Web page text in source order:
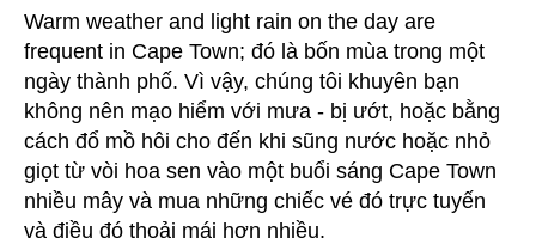
Warm weather and light rain on the day are
frequent in Cape Town; đó là bốn mùa trong một
ngày thành phố. Vì vậy, chúng tôi khuyên bạn
không nên mạo hiểm với mưa - bị ướt, hoặc bằng
cách đổ mồ hôi cho đến khi sũng nước hoặc nhỏ
giọt từ vòi hoa sen vào một buổi sáng Cape Town
nhiều mây và mua những chiếc vé đó trực tuyến
và điều đó thoải mái hơn nhiều.